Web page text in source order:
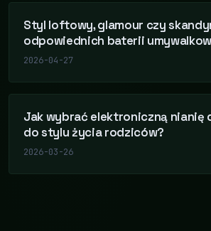
Styl loftowy, glamour czy
odpowiednich baterii
2026-04-27
Jak wybrać elektroniczną nianię
do stylu życia rodziców?
2026-03-26